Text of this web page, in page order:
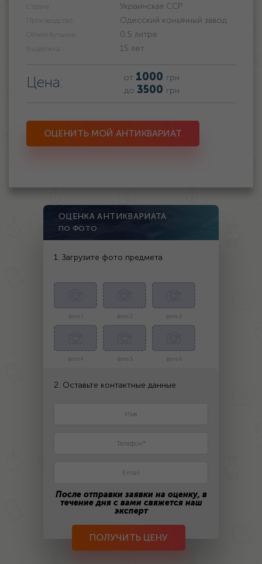
Страна: Украинская ССР
Производство: Одесский коньячный завод
Объем бутылки: 0,5 литра
Выдержка: 15 лет
Цена: от 1000 грн
до 3500 грн
ОЦЕНИТЬ МОЙ АНТИКВАРИАТ
ОЦЕНКА АНТИКВАРИАТА
ПО ФОТО
1. Загрузите фото предмета
фото 1 фото 2 фото 3
фото 4 фото 5 фото 6
2. Оставьте контактные данные
После отправки заявки на оценку, в
течение дня с вами свяжется наш
эксперт
ПОЛУЧИТЬ ЦЕНУ